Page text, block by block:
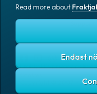
Blog
Fraktjakt's privacy policy
Copyright © 2007 – 2026
Read more about
Endast